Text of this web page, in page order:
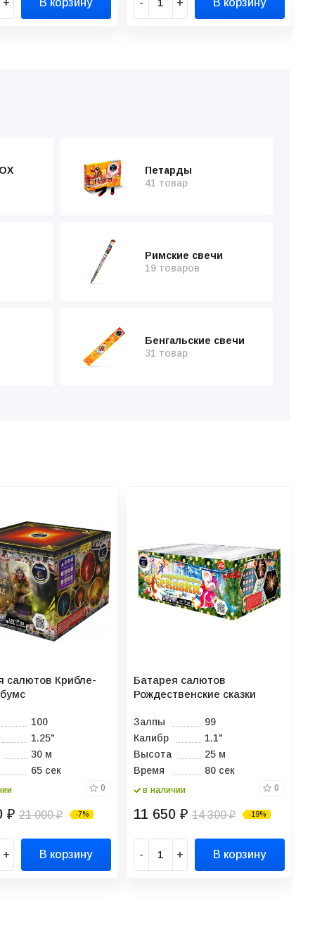
Петарды
41 товар
Римские свечи
19 товаров
Бенгальские свечи
31 товар
салютов Крибле-
100
1.25"
30 м
65 сек
0
₽ 21 000₽ -7%
+ В корзину
Батарея салютов
Рождественские сказки
Залпы
99
Калибр
1.1"
Высота
25 м
Время
80 сек
в наличии 0
11 650 ₽ 14 300₽ -19%
- + В корзину